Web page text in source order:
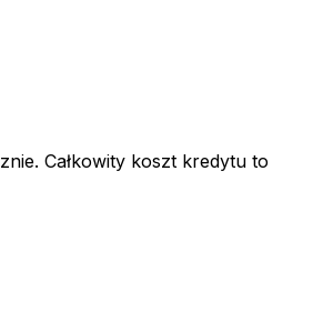
Całkowity koszt kredytu to